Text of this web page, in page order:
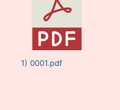
1) 0001.pdf